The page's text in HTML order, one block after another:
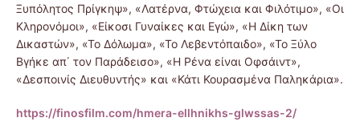
Ξυπόλητος Πρίγκηψ», «Λατέρνα, Φτώχεια και Φιλότιμο», «Οι
Κληρονόμοι», «Είκοσι Γυναίκες και Εγώ», «Η Δίκη των
Δικαστών», «Το Δόλωμα», «Το Λεβεντόπαιδο», «Το Ξύλο
Βγήκε απ΄ τον Παράδεισο», «Η Ρένα είναι Οφσάιντ»,
«Δεσποινίς Διευθυντής» και «Κάτι Κουρασμένα Παληκάρια».
https://finosfilm.com/hmera-ellhnikhs-glwssas-2/